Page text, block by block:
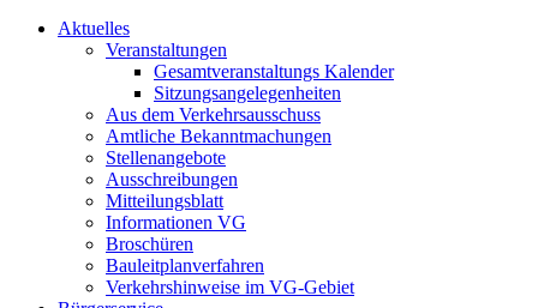
Aktuelles
Veranstaltungen
Gesamtveranstaltungs Kalender
Sitzungsangelegenheiten
Aus dem Verkehrsausschuss
Amtliche Bekanntmachungen
Stellenangebote
Ausschreibungen
Mitteilungsblatt
Informationen VG
Broschüren
Bauleitplanverfahren
Verkehrshinweise im VG-Gebiet